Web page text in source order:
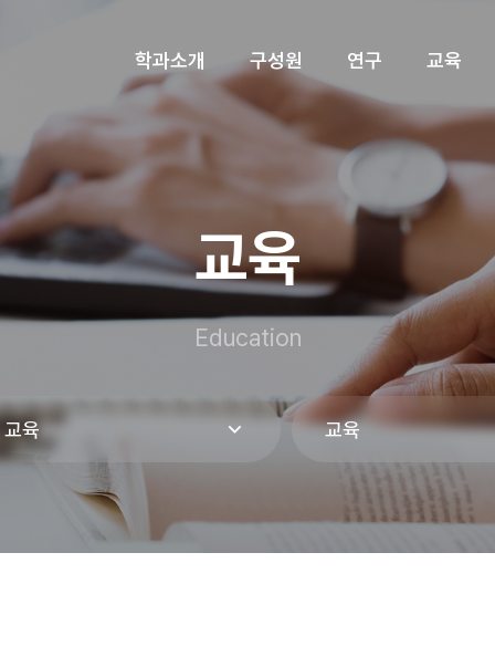
학과소개
오시는길
구성원
명예교수
연구
교육연구단장 인사말
교육연구단 구성
사업내용
자료실
교육
교과과정
입학
DESE 뉴스
학과
기부릴레이
예정 행사
지난 행사
교육
Education
교육 교육